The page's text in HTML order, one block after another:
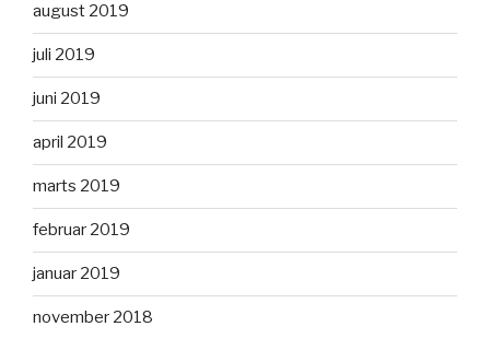
august 2019
juli 2019
juni 2019
april 2019
marts 2019
februar 2019
januar 2019
november 2018